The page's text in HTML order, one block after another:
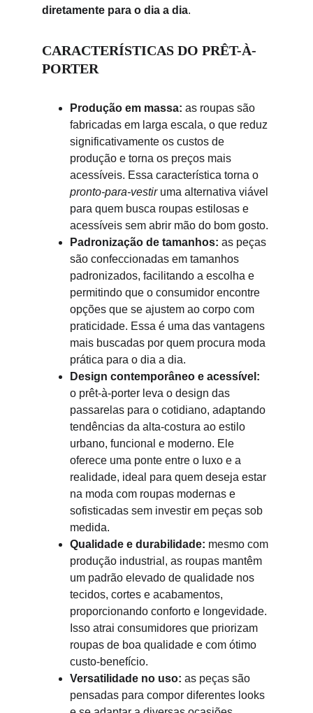
diretamente para o dia a dia.
CARACTERÍSTICAS DO PRÊT-À-
PORTER
Produção em massa: as roupas são
fabricadas em larga escala, o que reduz
significativamente os custos de
produção e torna os preços mais
acessíveis. Essa característica torna o
pronto-para-vestir uma alternativa viável
para quem busca roupas estilosas e
acessíveis sem abrir mão do bom gosto.
Padronização de tamanhos: as peças
são confeccionadas em tamanhos
padronizados, facilitando a escolha e
permitindo que o consumidor encontre
opções que se ajustem ao corpo com
praticidade. Essa é uma das vantagens
mais buscadas por quem procura moda
prática para o dia a dia.
Design contemporâneo e acessível:
o prêt-à-porter leva o design das
passarelas para o cotidiano, adaptando
tendências da alta-costura ao estilo
urbano, funcional e moderno. Ele
oferece uma ponte entre o luxo e a
realidade, ideal para quem deseja estar
na moda com roupas modernas e
sofisticadas sem investir em peças sob
medida.
Qualidade e durabilidade: mesmo com
produção industrial, as roupas mantêm
um padrão elevado de qualidade nos
tecidos, cortes e acabamentos,
proporcionando conforto e longevidade.
Isso atrai consumidores que priorizam
roupas de boa qualidade e com ótimo
custo-benefício.
Versatilidade no uso: as peças são
pensadas para compor diferentes looks